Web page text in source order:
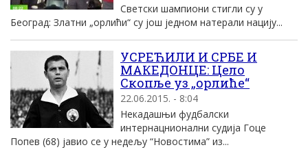
Светски шампиони стигли су у
Београд: Златни „орлићи“ су још једном натерали нацију...
УСРЕЋИЛИ И СРБЕ И
МАКЕДОНЦЕ: Цело
Скопље уз „орлиће“
22.06.2015. - 8:04
Некадашњи фудбалски
интернацнионални судија Гоце
Попев (68) јавио се у недељу “Новостима” из...